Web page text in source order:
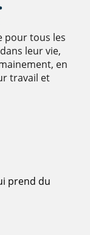
pour tous les
leur vie,
en
travail et
prend du